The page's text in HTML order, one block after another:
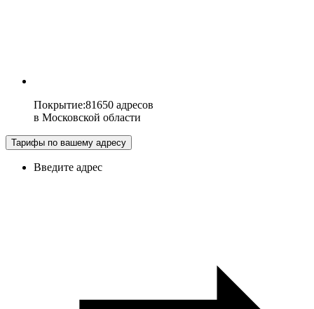
Покрытие:81650 адресов
в Московской области
Тарифы по вашему адресу
Введите адрес